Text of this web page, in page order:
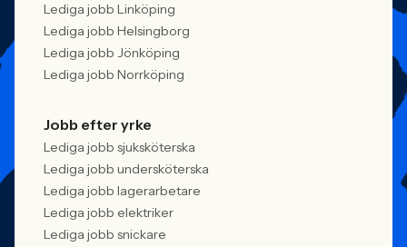
Lediga jobb Linköping
Lediga jobb Helsingborg
Lediga jobb Jönköping
Lediga jobb Norrköping
Jobb efter yrke
Lediga jobb sjuksköterska
Lediga jobb undersköterska
Lediga jobb lagerarbetare
Lediga jobb elektriker
Lediga jobb snickare